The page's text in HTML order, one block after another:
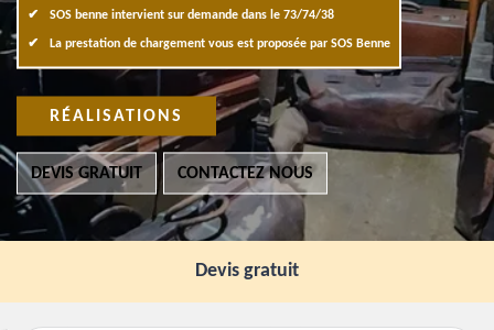
SOS benne intervient sur demande dans le 73/74/38
La prestation de chargement vous est proposée par SOS Benne
RÉALISATIONS
DEVIS GRATUIT CONTACTEZ NOUS
Devis gratuit